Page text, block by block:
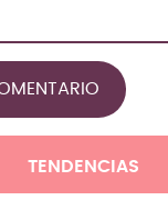
TENDENCIAS